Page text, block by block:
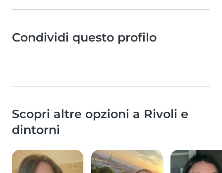
Condividi questo profilo
Scopri altre opzioni a Rivoli e
dintorni